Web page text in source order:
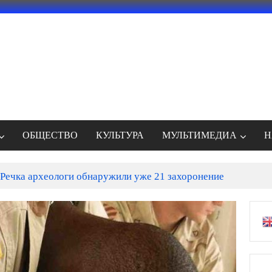
ОБЩЕСТВО КУЛЬТУРА МУЛЬТИМЕДИА
археологи обнаружили уже 21 захоронение